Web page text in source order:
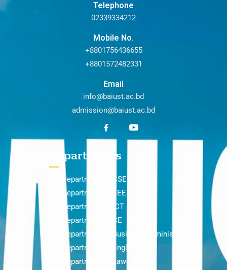
Telephone
02339334212
Mobile No.
+8801756436655
+8801572482331
Email
info@baiust.ac.bd
admission@baiust.ac.bd
Departments
Department of CSE
Department of EEE
Department of ICT
Department of CE
Department of Business Administration
Department of English
Department of Law